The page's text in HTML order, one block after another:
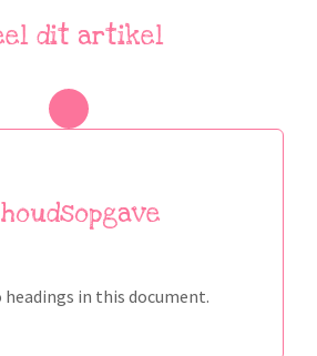
dit artikel
headings in this document.